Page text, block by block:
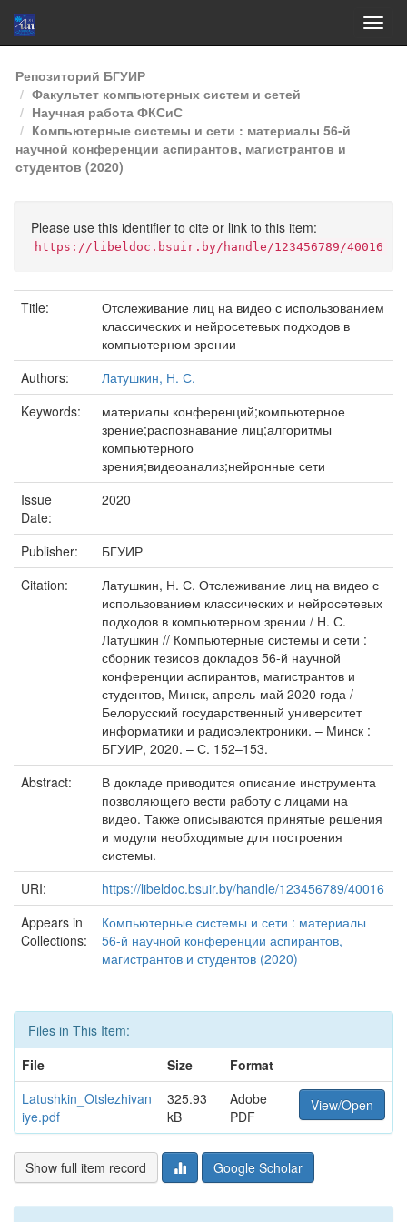
Skip
navigation
Репозиторий БГУИР
Факультет компьютерных систем и сетей
Научная работа ФКСиС
Компьютерные системы и сети : материалы 56-й
научной конференции аспирантов, магистрантов и
студентов (2020)
Please use this identifier to cite or link to this item:
https://libeldoc.bsuir.by/handle/123456789/40016
Title:
Отслеживание лиц на видео с использованием
классических и нейросетевых подходов в
компьютерном зрении
Authors:
Латушкин, Н. С.
Keywords:
материалы конференций;компьютерное
зрение;распознавание лиц;алгоритмы
компьютерного
зрения;видеоанализ;нейронные сети
Issue
Date:
2020
Publisher:
БГУИР
Citation:
Латушкин, Н. С. Отслеживание лиц на видео с
использованием классических и нейросетевых
подходов в компьютерном зрении / Н. С.
Латушкин // Компьютерные системы и сети :
сборник тезисов докладов 56-й научной
конференции аспирантов, магистрантов и
студентов, Минск, апрель-май 2020 года /
Белорусский государственный университет
информатики и радиоэлектроники. – Минск :
БГУИР, 2020. – С. 152–153.
Abstract:
В докладе приводится описание инструмента
позволяющего вести работу с лицами на
видео. Также описываются принятые решения
и модули необходимые для построения
системы.
URI:
https://libeldoc.bsuir.by/handle/123456789/40016
Appears in
Collections:
Компьютерные системы и сети : материалы
56-й научной конференции аспирантов,
магистрантов и студентов (2020)
Files in This Item:
File
Size
Format
Latushkin_Otslezhivan
iye.pdf
325.93
kB
Adobe
PDF
View/Open
Show full item record Google Scholar